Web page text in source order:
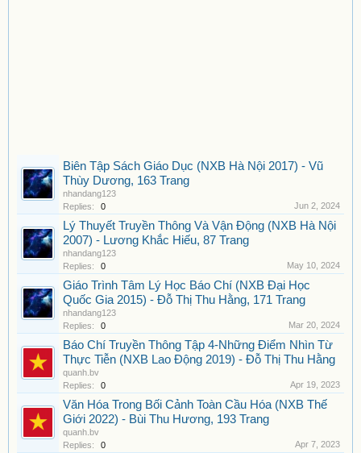
Biên Tập Sách Giáo Dục (NXB Hà Nội 2017) - Vũ
Thùy Dương, 163 Trang
nhandang123
Replies:
0 Jun 2, 2024
Lý Thuyết Truyền Thông Và Vận Động (NXB Hà Nội
2007) - Lương Khắc Hiếu, 87 Trang
nhandang123
Replies:
0 May 10, 2024
Giáo Trình Tâm Lý Học Báo Chí (NXB Đại Học
Quốc Gia 2015) - Đỗ Thị Thu Hằng, 171 Trang
nhandang123
Replies:
0 Mar 20, 2024
Báo Chí Truyền Thông Tập 4-Những Điểm Nhìn Từ
Thực Tiễn (NXB Lao Động 2019) - Đỗ Thị Thu Hằng
quanh.bv
Replies:
0 Apr 19, 2023
Văn Hóa Trong Bối Cảnh Toàn Cầu Hóa (NXB Thế
Giới 2022) - Bùi Thu Hương, 193 Trang
quanh.bv
Replies:
0 Apr 7, 2023